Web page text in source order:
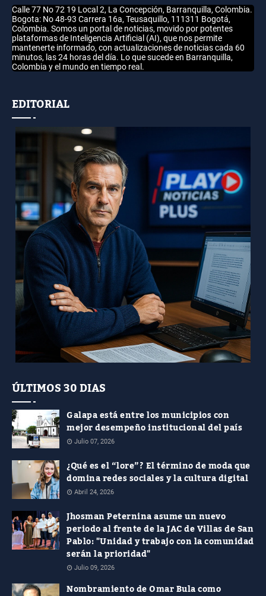
Calle 77 No 72 19 Local 2, La Concepción, Barranquilla, Colombia.
Bogota: No 48-93 Carrera 16a, Teusaquillo, 111311 Bogotá,
Colombia. Somos un portal de noticias, movido por potentes
plataformas de Inteligencia Artificial (AI), que nos permite
mantenerte informado, con actualizaciones de noticias cada 60
minutos, las 24 horas del día. Lo que sucede en Barranquilla,
Colombia y el mundo en tiempo real.
EDITORIAL
ÚLTIMOS 30 DIAS
Galapa está entre los municipios con
mejor desempeño institucional del país
Julio 07, 2026
¿Qué es el “lore”? El término de moda que
domina redes sociales y la cultura digital
Abril 24, 2026
Jhosman Peternina asume un nuevo
periodo al frente de la JAC de Villas de San
Pablo: "Unidad y trabajo con la comunidad
serán la prioridad"
Julio 09, 2026
Nombramiento de Omar Bula como